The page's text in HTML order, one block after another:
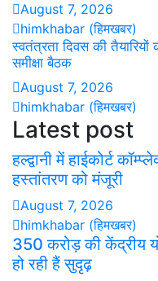
August 7, 2026
himkhabar (हिमखबर)
स्वतंत्रता दिवस की
समीक्षा बैठक
August 7, 2026
himkhabar (हिमखबर)
Latest post
हल्द्वानी में हाईकोर्ट
हस्तांतरण को मंजूरी
August 7, 2026
himkhabar (हिमखबर)
350 करोड़ की केंद्रीय
हो रही हैं सुदृढ़